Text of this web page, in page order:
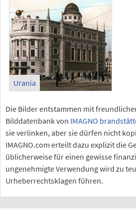
Urania
Die Bilder entstammen mit
Bilddatenbank von IMAGNO
sie verlinken, aber sie dürfen nicht
IMAGNO.com erteilt dazu explizit die
üblicherweise für einen gewisse
ungenehmigte Verwendung wird zu
Urheberrechtsklagen führen.